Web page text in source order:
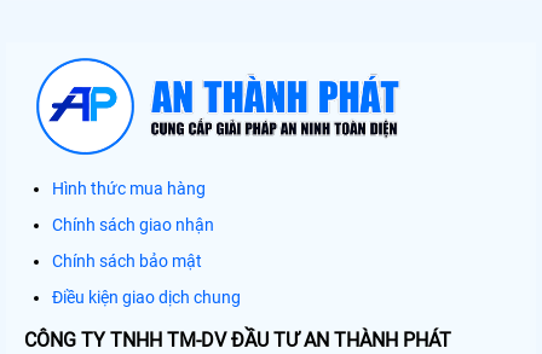
Hình thức mua hàng
Chính sách giao nhận
Chính sách bảo mật
Điều kiện giao dịch chung
CÔNG TY TNHH TM-DV ĐẦU TƯ AN THÀNH PHÁT